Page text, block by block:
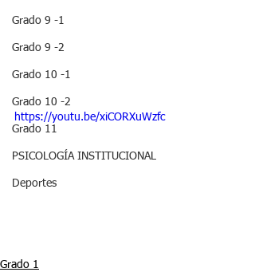
Grado 9 -1
Grado 9 -2
Grado 10 -1
Grado 10 -2
Grado 11
PSICOLOGÍA INSTITUCIONAL
Deportes
https://youtu.be/xiCORXuWzfc
Grado 1